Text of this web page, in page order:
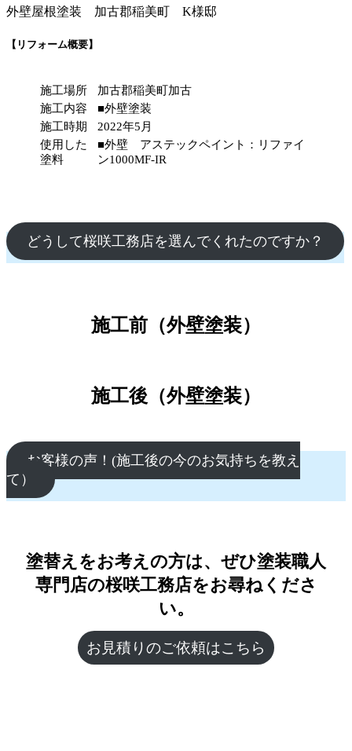
外壁屋根塗装 加古郡稲美町 K様邸
【リフォーム概要】
施工場所
加古郡稲美町加古
施工内容
■外壁塗装
施工時期
2022年5月
使用した
塗料
■外壁 アステックペイント：リファイ
ン1000MF-IR
どうして桜咲工務店を選んでくれたのですか？
施工前（外壁塗装）
施工後（外壁塗装）
お客様の声！(施工後の今のお気持ちを教え
て）
塗替えをお考えの方は、ぜひ塗装職人
専門店の桜咲工務店をお尋ねくださ
い。
お見積りのご依頼はこちら